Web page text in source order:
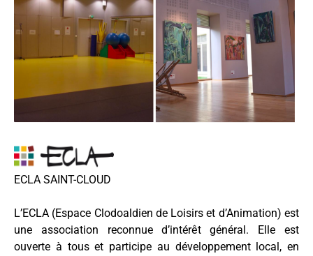
ECLA SAINT-CLOUD
L’ECLA (Espace Clodoaldien de Loisirs et d’Animation) est
une association reconnue d’intérêt général. Elle est
ouverte à tous et participe au développement local, en